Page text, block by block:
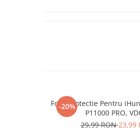
Materialul
Acestag
mii de
-20%
Folie Protectie Pentru
P11000 PRO,
29,99 RON23,99